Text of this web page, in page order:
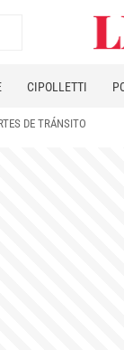
CIPOLLETTI
DE TRÁNSITO